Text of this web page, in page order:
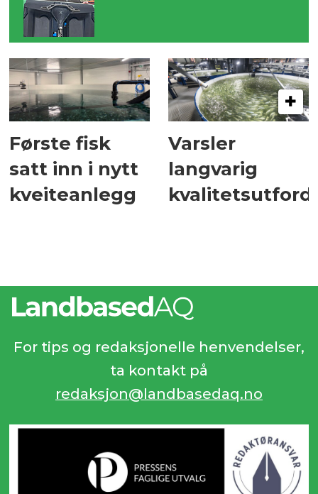
Første fisk
satt inn i nytt
kveiteanlegg
Varsler
langvarig
For tips og redaksjonelle henvendelser,
ta kontakt på
redaksjon@landbasedaq.no